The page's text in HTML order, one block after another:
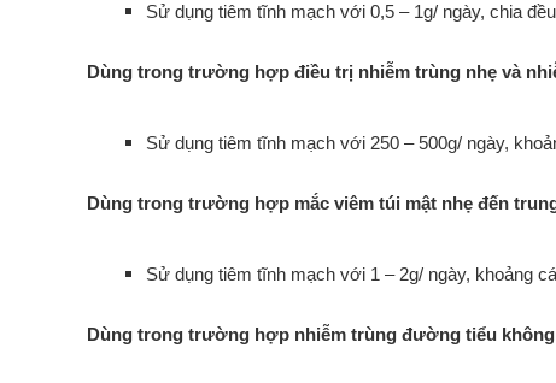
Sử dụng tiêm tĩnh mạch với 0,5 – 1g/ ngày, chia
Dùng trong trường hợp điều trị nhiễm trùng nhẹ và
Sử dụng tiêm tĩnh mạch với 250 – 500g/ ngày,
Dùng trong trường hợp mắc viêm túi mật nhẹ đến
Sử dụng tiêm tĩnh mạch với 1 – 2g/ ngày, khoảng
Dùng trong trường hợp nhiễm trùng đường tiểu